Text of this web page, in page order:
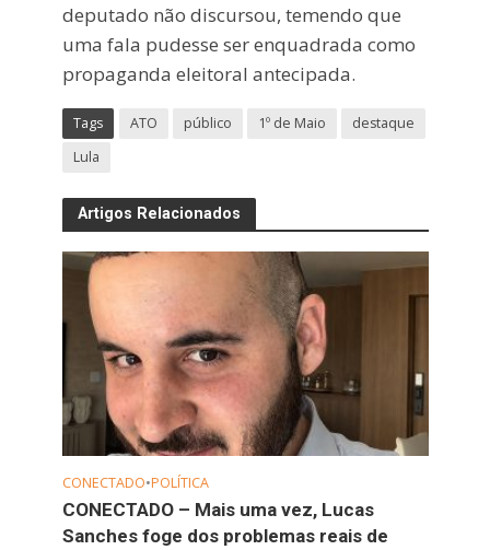
deputado não discursou, temendo que
uma fala pudesse ser enquadrada como
propaganda eleitoral antecipada.
Tags ATO público 1º de Maio
destaque
Lula
Artigos Relacionados
CONECTADO•POLÍTICA
CONECTADO – Mais uma vez, Lucas
Sanches foge dos problemas reais de